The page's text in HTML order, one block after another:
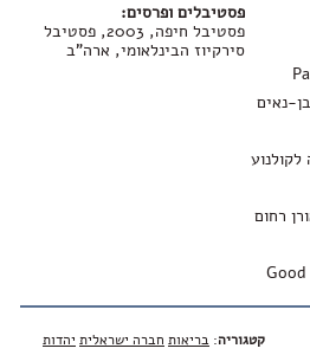
פסטיבלים ופרסים:
פסטיבל חיפה, 2003, פסטיבל
סירקיוז הבינלאומי, ארה"ב
נאים
רחום
קטגוריה: בריאות חברה ישראלית יהדות